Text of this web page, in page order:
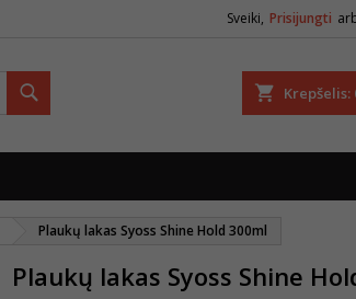
Sveiki, Prisijungti
Krepšelis
Plaukų lakas Syoss Shine Hold 300ml
Plaukų lakas Syoss Shine